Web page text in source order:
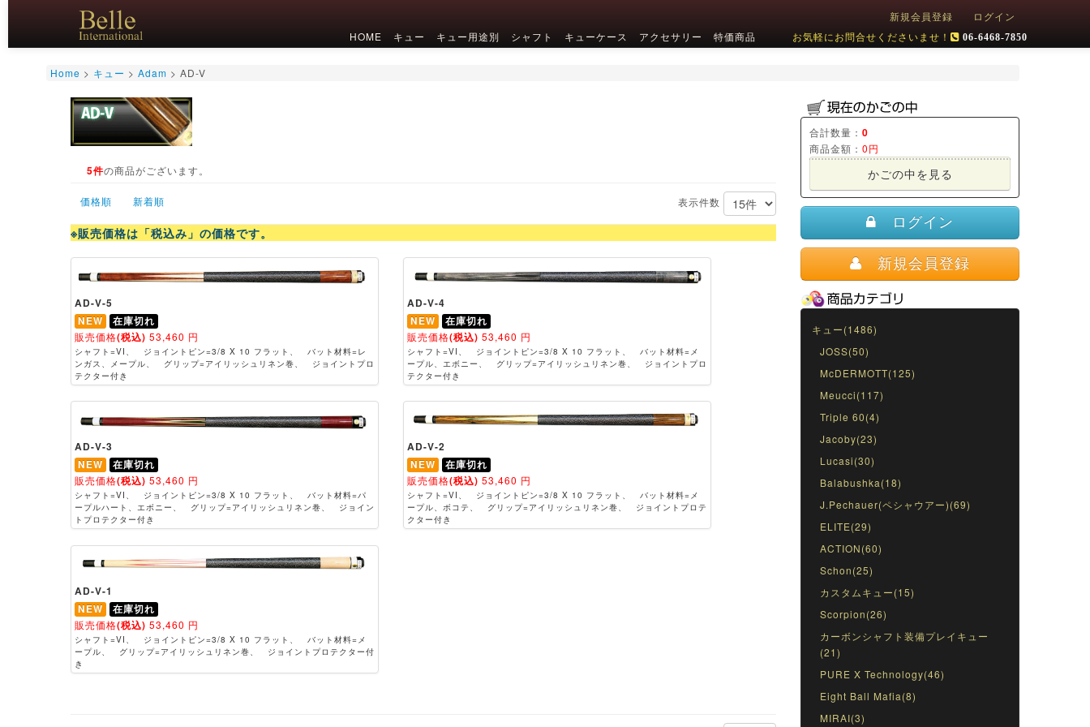
新規会員登録
ログイン
HOME
キュー キュー用途別 シャフト キューケース アクセサリー 特価商品 お気軽にお問合せくださいませ！ 06-6468-7850
Home > キュー > Adam > AD-V
5件の商品がございます。
価格順 新着順 表示件数
※販売価格は「税込み」の価格です。
AD-V-5
NEW
在庫切れ
販売価格(税込) 53,460 円
シャフト=VI、 ジョイントピン=3/8 X 10 フラット、 バット材料=レ
ンガス、メープル、 グリップ=アイリッシュリネン巻、 ジョイントプロ
テクター付き
AD-V-4
NEW
在庫切れ
販売価格(税込) 53,460 円
シャフト=VI、 ジョイントピン=3/8 X 10 フラット、 バット材料=メ
ープル、エボニー、 グリップ=アイリッシュリネン巻、 ジョイントプロ
テクター付き
AD-V-3
NEW
在庫切れ
販売価格(税込) 53,460 円
シャフト=VI、 ジョイントピン=3/8 X 10 フラット、 バット材料=パ
ープルハート、エボニー、 グリップ=アイリッシュリネン巻、 ジョイン
トプロテクター付き
AD-V-2
NEW
在庫切れ
販売価格(税込) 53,460 円
シャフト=VI、 ジョイントピン=3/8 X 10 フラット、 バット材料=メ
ープル、ボコテ、 グリップ=アイリッシュリネン巻、 ジョイントプロテ
クター付き
AD-V-1
NEW
在庫切れ
販売価格(税込) 53,460 円
シャフト=VI、 ジョイントピン=3/8 X 10 フラット、 バット材料=メ
ープル、 グリップ=アイリッシュリネン巻、 ジョイントプロテクター付
き
合計数量： 0
商品金額： 0円
かごの中を見る
ログイン
新規会員登録
キュー(1486)
JOSS(50)
McDERMOTT(125)
Meucci(117)
Triple 60(4)
Jacoby(23)
Lucasi(30)
Balabushka(18)
J.Pechauer(ペシャウアー)(69)
ELITE(29)
ACTION(60)
Schon(25)
カスタムキュー(15)
Scorpion(26)
カーボンシャフト装備プレイキュー
(21)
PURE X Technology(46)
Eight Ball Mafia(8)
MIRAI(3)